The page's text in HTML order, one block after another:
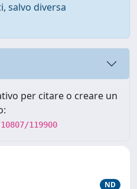
salvo diversa
per citare o creare un
119900
ND